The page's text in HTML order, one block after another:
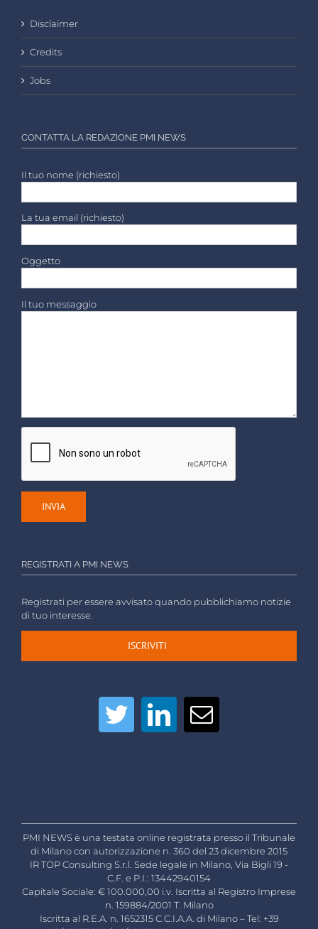
Disclaimer
Credits
Jobs
CONTATTA LA REDAZIONE PMI NEWS
Il tuo nome (richiesto)
La tua email (richiesto)
Oggetto
Il tuo messaggio
REGISTRATI A PMI NEWS
Registrati per essere avvisato quando pubblichiamo notizie
di tuo interesse.
ISCRIVITI
PMI NEWS è una testata online registrata presso il Tribunale
di Milano con autorizzazione n. 360 del 23 dicembre 2015
IR TOP Consulting S.r.l. Sede legale in Milano, Via Bigli 19 -
C.F. e P.I.: 13442940154
Capitale Sociale: € 100.000,00 i.v. Iscritta al Registro Imprese
n. 159884/2001 T. Milano
Iscritta al R.E.A. n. 1652315 C.C.I.A.A. di Milano – Tel: +39